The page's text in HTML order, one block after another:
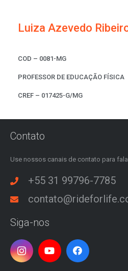
Luiza Azevedo
COD – 0081-MG
PROFESSOR DE EDUCAÇÃO FÍSICA
CREF – 017425-G/MG
Contato
Use nossos canais de contato para
+55 31 99796-7785
Siga-nos